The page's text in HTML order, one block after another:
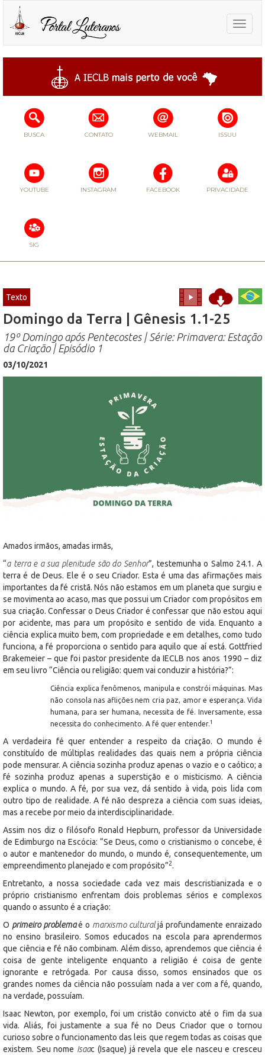
Toggle
BUSCA CONTATO WEBMAIL ISSUU
YOUTUBE INSTAGRAM FACEBOOK PRIVACIDADE
SIG
Texto
Domingo da Terra | Gênesis 1.1-25
19º Domingo após Pentecostes | Série: Primavera: Estação
da Criação | Episódio 1
03/10/2021
Amados irmãos, amadas irmãs,
“a terra e a sua plenitude são do Senhor”, testemunha o Salmo 24.1. A
terra é de Deus. Ele é o seu Criador. Esta é uma das afirmações mais
importantes da fé cristã. Nós não estamos em um planeta que surgiu e
se movimenta ao acaso, mas que possui um Criador com propósitos em
sua criação. Confessar o Deus Criador é confessar que não estou aqui
por acidente, mas para um propósito e sentido de vida. Enquanto a
ciência explica muito bem, com propriedade e em detalhes, como tudo
funciona, a fé proporciona o sentido para aquilo que aí está. Gottfried
Brakemeier – que foi pastor presidente da IECLB nos anos 1990 – diz
em seu livro “Ciência ou religião: quem vai conduzir a história?”:
Ciência explica fenômenos, manipula e constrói máquinas. Mas
não consola nas aflições nem cria paz, amor e esperança. Vida
humana, para ser humana, necessita de fé. Inversamente, essa
necessita do conhecimento. A fé quer entender.1
A verdadeira fé quer entender a respeito da criação. O mundo é
constituído de múltiplas realidades das quais nem a própria ciência
pode mensurar. A ciência sozinha produz apenas o vazio e o caótico; a
fé sozinha produz apenas a superstição e o misticismo. A ciência
explica o mundo. A fé, por sua vez, dá sentido à vida, pois lida com
outro tipo de realidade. A fé não despreza a ciência com suas ideias,
mas a recebe por meio da interdisciplinaridade.
Assim nos diz o filósofo Ronald Hepburn, professor da Universidade
de Edimburgo na Escócia: “Se Deus, como o cristianismo o concebe, é
o autor e mantenedor do mundo, o mundo é, consequentemente, um
empreendimento planejado e com propósito”2.
Entretanto, a nossa sociedade cada vez mais descristianizada e o
próprio cristianismo enfrentam dois problemas sérios e complexos
quando o assunto é a criação:
O primeiro problemaé o marxismo culturaljá profundamente enraizado
no ensino brasileiro. Somos educados na escola para aprendermos
que ciência e fé não combinam. Além disso, aprendemos que ciência é
coisa de gente inteligente enquanto a religião é coisa de gente
ignorante e retrógada. Por causa disso, somos ensinados que os
grandes nomes da ciência não possuíam nada a ver com a fé, quando,
na verdade, possuíam.
Isaac Newton, por exemplo, foi um cristão convicto até o fim da sua
vida. Aliás, foi justamente a sua fé no Deus Criador que o tornou
curioso sobre o funcionamento das leis que regem todas as coisas que
existem. Seu nome Isaac (Isaque) já revela que ele nasceu e cresceu